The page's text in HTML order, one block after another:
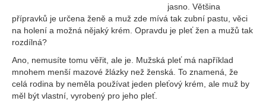
jasno. Většina
přípravků je určena ženě a muž zde mívá tak zubní pastu, věci
na holení a možná nějaký krém. Opravdu je pleť žen a mužů tak
rozdílná?
Ano, nemusíte tomu věřit, ale je. Mužská pleť má například
mnohem menší mazové žlázky než ženská. To znamená, že
celá rodina by neměla používat jeden pleťový krém, ale muž by
měl být vlastní, vyrobený pro jeho pleť.